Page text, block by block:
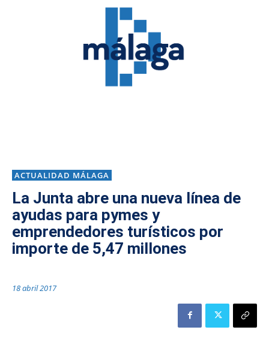
ACTUALIDAD MÁLAGA
La Junta abre una nueva línea de
ayudas para pymes y
emprendedores turísticos por
importe de 5,47 millones
18 abril 2017